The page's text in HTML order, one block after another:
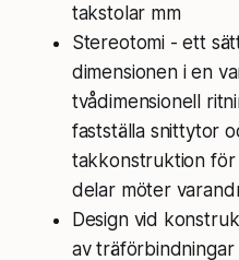
takstolar mm
Stereotomi - ett
dimensionen i en
tvådimensionell
fastställa snittytor
takkonstruktion
delar möter
Design vid
av träförbindningar